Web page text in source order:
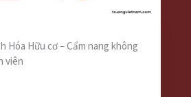
Hóa Hữu cơ – Cẩm nang không
viên